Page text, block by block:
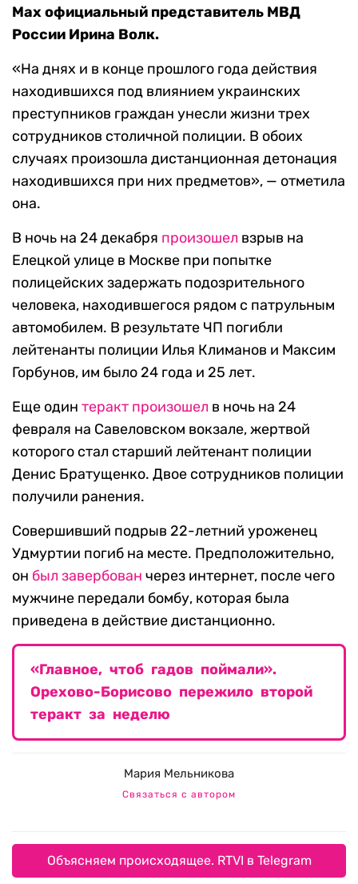
Мax официальный представитель МВД
России Ирина Волк.
«На днях и в конце прошлого года действия
находившихся под влиянием украинских
преступников граждан унесли жизни трех
сотрудников столичной полиции. В обоих
случаях произошла дистанционная детонация
находившихся при них предметов», — отметила
она.
В ночь на 24 декабря произошел взрыв на
Елецкой улице в Москве при попытке
полицейских задержать подозрительного
человека, находившегося рядом с патрульным
автомобилем. В результате ЧП погибли
лейтенанты полиции Илья Климанов и Максим
Горбунов, им было 24 года и 25 лет.
Еще один теракт произошел в ночь на 24
февраля на Савеловском вокзале, жертвой
которого стал старший лейтенант полиции
Денис Братущенко. Двое сотрудников полиции
получили ранения.
Совершивший подрыв 22-летний уроженец
Удмуртии погиб на месте. Предположительно,
он был завербован через интернет, после чего
мужчине передали бомбу, которая была
приведена в действие дистанционно.
«Главное, чтоб гадов поймали».
Орехово-Борисово пережило второй
теракт за неделю
Мария Мельникова
Связаться с автором
Объясняем происходящее. RTVI в Telegram